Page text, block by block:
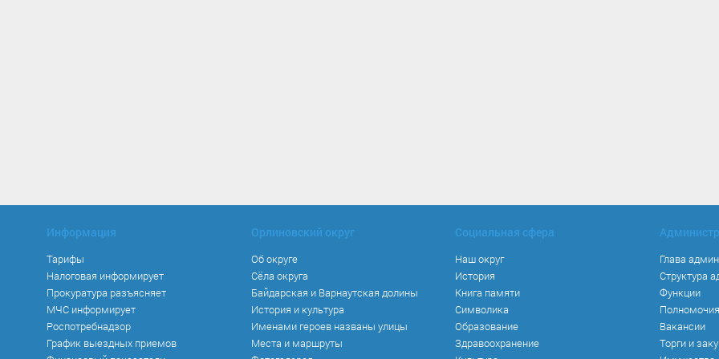
Информация
Тарифы
Налоговая информирует
Прокуратура разъясняет
МЧС информирует
Роспотребнадзор
График выездных приемов
Орлиновский округ
Об округе
Сёла округа
Байдарская и Варнаутская долины
История и культура
Именами героев названы улицы
Места и маршруты
Социальная сфера
Наш округ
История
Книга памяти
Символика
Образование
Здравоохранение
Глава
Структура
Функции
Полномочия
Вакансии
Торги и